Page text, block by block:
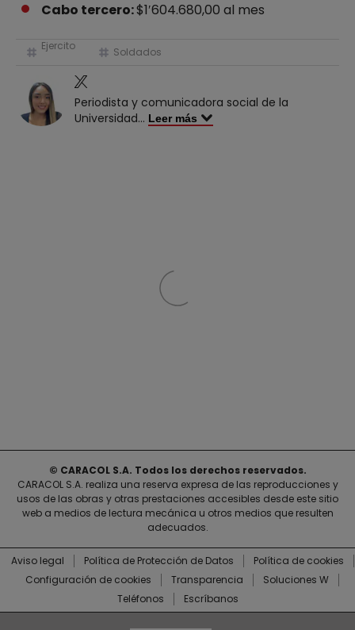
Cabo tercero:$1′604.680,00 al mes
Ejercito Soldados
Periodista y comunicadora social de la
Universidad... Leer más
© CARACOL S.A. Todos los derechos reservados.
CARACOL S.A. realiza una reserva expresa de las reproducciones y
usos de las obras y otras prestaciones accesibles desde este sitio
web a medios de lectura mecánica u otros medios que resulten
adecuados.
Aviso legal Política de Protección de Datos
Política de cookies
Configuración de cookies
Transparencia
Soluciones W
Teléfonos
Escríbanos